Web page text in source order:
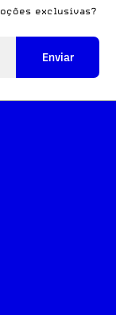
exclusivas?
Enviar